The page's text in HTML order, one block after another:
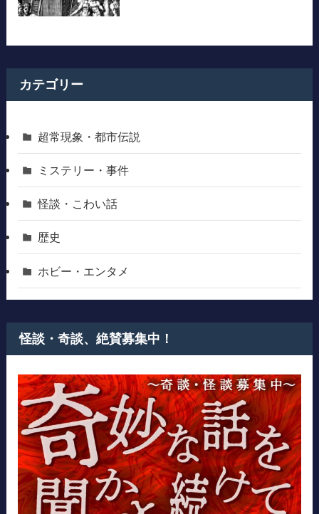
カテゴリー
超常現象・都市伝説
ミステリー・事件
怪談・こわい話
歴史
ホビー・エンタメ
怪談・奇談、絶賛募集中！